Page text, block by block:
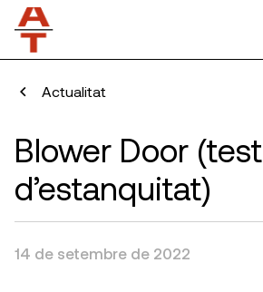
Actualitat
Blower Door (test
d’estanquitat)
14 de setembre de 2022